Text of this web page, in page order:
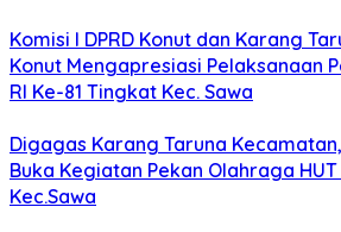
Komisi I DPRD Konut dan Karang
Konut Mengapresiasi Pelaksanaan
RI Ke-81 Tingkat Kec. Sawa
Digagas Karang Taruna
Buka Kegiatan Pekan Olahraga
Kec.Sawa